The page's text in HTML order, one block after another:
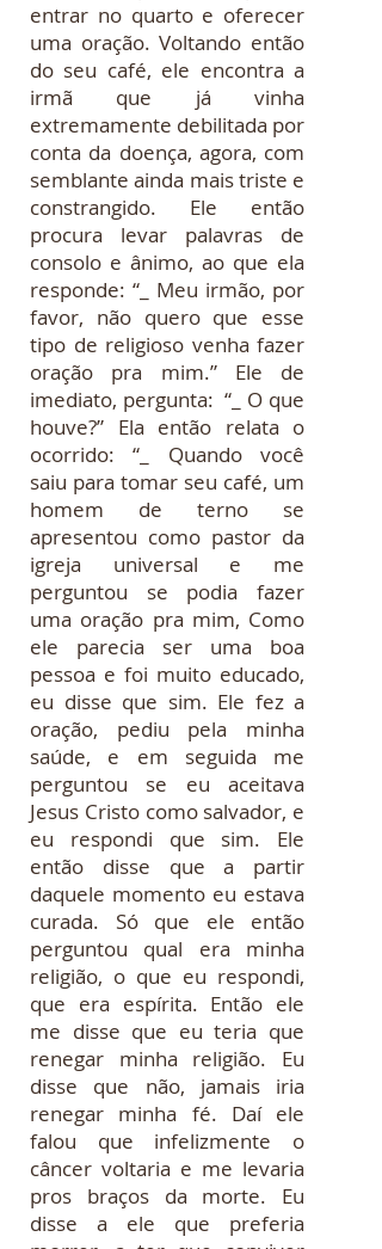
entrar no quarto e oferecer
uma oração. Voltando então
do seu café, ele encontra a
irmã que já vinha
extremamente debilitada por
conta da doença, agora, com
semblante ainda mais triste e
constrangido. Ele então
procura levar palavras de
consolo e ânimo, ao que ela
responde: “_ Meu irmão, por
favor, não quero que esse
tipo de religioso venha fazer
oração pra mim.” Ele de
imediato, pergunta: “_ O que
houve?” Ela então relata o
ocorrido: “_ Quando você
saiu para tomar seu café, um
homem de terno se
apresentou como pastor da
igreja universal e me
perguntou se podia fazer
uma oração pra mim, Como
ele parecia ser uma boa
pessoa e foi muito educado,
eu disse que sim. Ele fez a
oração, pediu pela minha
saúde, e em seguida me
perguntou se eu aceitava
Jesus Cristo como salvador, e
eu respondi que sim. Ele
então disse que a partir
daquele momento eu estava
curada. Só que ele então
perguntou qual era minha
religião, o que eu respondi,
que era espírita. Então ele
me disse que eu teria que
renegar minha religião. Eu
disse que não, jamais iria
renegar minha fé. Daí ele
falou que infelizmente o
câncer voltaria e me levaria
pros braços da morte. Eu
disse a ele que preferia